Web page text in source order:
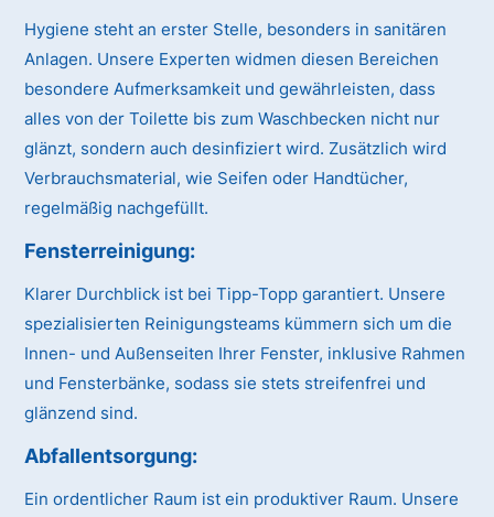
Hygiene steht an erster Stelle, besonders in sanitären
Anlagen. Unsere Experten widmen diesen Bereichen
besondere Aufmerksamkeit und gewährleisten, dass
alles von der Toilette bis zum Waschbecken nicht nur
glänzt, sondern auch desinfiziert wird. Zusätzlich wird
Verbrauchsmaterial, wie Seifen oder Handtücher,
regelmäßig nachgefüllt.
Fensterreinigung:
Klarer Durchblick ist bei Tipp-Topp garantiert. Unsere
spezialisierten Reinigungsteams kümmern sich um die
Innen- und Außenseiten Ihrer Fenster, inklusive Rahmen
und Fensterbänke, sodass sie stets streifenfrei und
glänzend sind.
Abfallentsorgung:
Ein ordentlicher Raum ist ein produktiver Raum. Unsere